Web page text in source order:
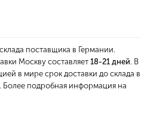
поставщика в Германии.
Москву составляет 18-21 дней. В
в мире срок доставки до склада в
Более подробная информация на